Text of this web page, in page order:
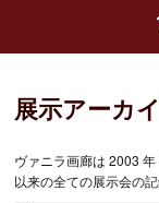
展示アーカ
ヴァニラ画廊は 2003
以来の全ての展示会の